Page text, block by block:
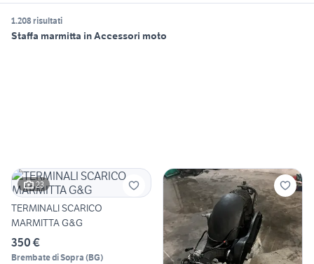
1.208 risultati
Staffa marmitta in Accessori moto
23
TERMINALI SCARICO
MARMITTA G&G
350 €
Brembate di Sopra (BG)